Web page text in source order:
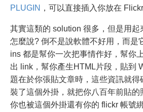
PLUGIN ，可以直接插入你放在
其實這類的 solution 很多，但是用起
怎麼說? 倒不是說軟體不好用，而是
ins 都是幫你一次把事情作好，幫你
出 link，幫你產生HTML片段，貼到
題在於你張貼文章時，這些資訊就
裝了這個外掛，就把你八百年前貼的
你也被這個外掛還有你的 flickr 帳號